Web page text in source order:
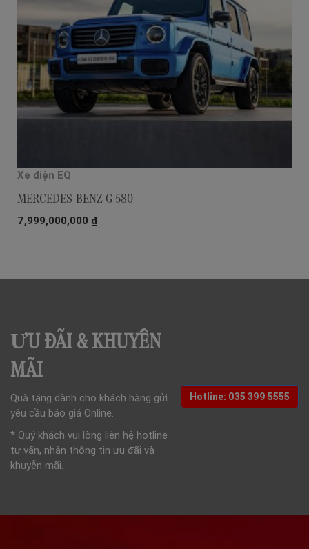
Xe điện EQ
MERCEDES-BENZ G 580
7,999,000,000 ₫
ƯU ĐÃI & KHUYẾN
MÃI
Quà tặng dành cho khách hàng gửi
yêu cầu báo giá Online.
* Quý khách vui lòng liên hệ hotline
tư vấn, nhận thông tin ưu đãi và
khuyễn mãi.
Hotline: 035 399 5555